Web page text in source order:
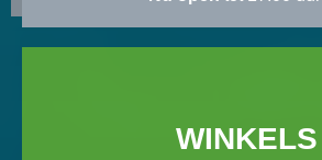
WINKELS